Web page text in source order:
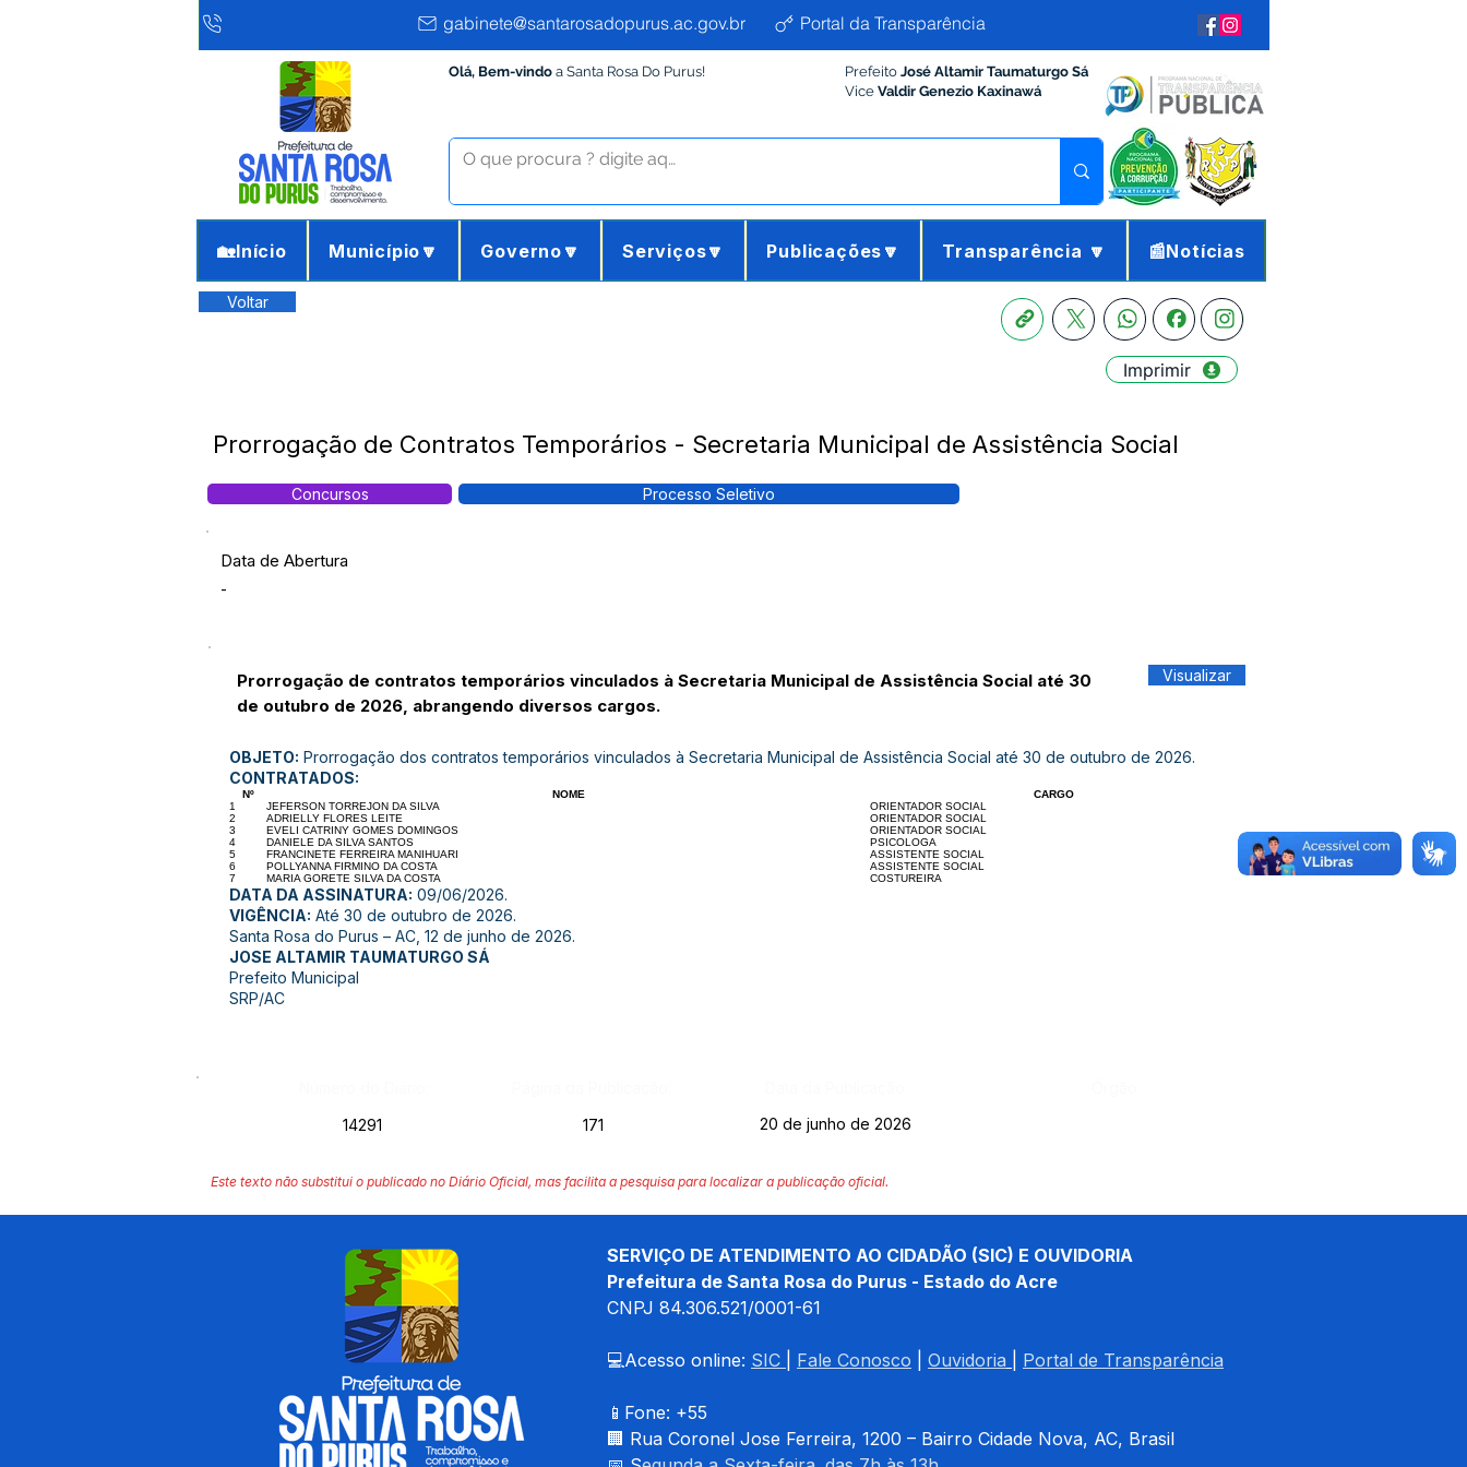
gabinete@santarosadopurus.ac.gov.br Portal da Transparência
Olá, Bem-vindo a Santa Rosa Do Purus! Prefeito José Altamir Taumaturgo Sá
Vice Valdir Genezio Kaxinawá
🏡Início Município🔽 Governo🔽 Serviços🔽 Publicações🔽 Transparência 🔽 📰Notícias
Voltar
Imprimir
Prorrogação de Contratos Temporários - Secretaria Municipal de Assistência Social
Concursos Processo Seletivo
Data de Abertura
-
Prorrogação de contratos temporários vinculados à Secretaria Municipal de Assistência Social até 30
de outubro de 2026, abrangendo diversos cargos.
Visualizar
OBJETO: Prorrogação dos contratos temporários vinculados à Secretaria Municipal de Assistência Social até 30 de outubro de 2026.
CONTRATADOS:
Nº NOME
CARGO
1
JEFERSON TORREJON DA SILVA
ORIENTADOR SOCIAL
2
ADRIELLY FLORES LEITE
ORIENTADOR SOCIAL
3
EVELI CATRINY GOMES DOMINGOS
ORIENTADOR SOCIAL
4
DANIELE DA SILVA SANTOS
PSICOLOGA
5
FRANCINETE FERREIRA MANIHUARI
ASSISTENTE SOCIAL
6
POLLYANNA FIRMINO DA COSTA
ASSISTENTE SOCIAL
7
MARIA GORETE SILVA DA COSTA COSTUREIRA
DATA DA ASSINATURA: 09/06/2026.
VIGÊNCIA: Até 30 de outubro de 2026.
Santa Rosa do Purus – AC, 12 de junho de 2026.
JOSE ALTAMIR TAUMATURGO SÁ
Prefeito Municipal
SRP/AC
14291
171 20 de junho de 2026
Este texto não substitui o publicado no Diário Oficial, mas facilita a pesquisa para localizar a publicação oficial.
SERVIÇO DE ATENDIMENTO AO CIDADÃO (SIC) E OUVIDORIA
Prefeitura de Santa Rosa do Purus - Estado do Acre
CNPJ 84.306.521/0001-61
💻Acesso online: SIC Fale Conosco Ouvidoria Portal de Transparência
📱Fone: +55
🏢 Rua Coronel Jose Ferreira, 1200 – Bairro Cidade Nova, AC, Brasil